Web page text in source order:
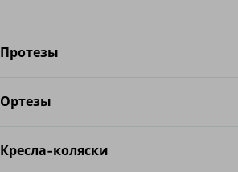
Протезы
Ортезы
Кресла-коляски